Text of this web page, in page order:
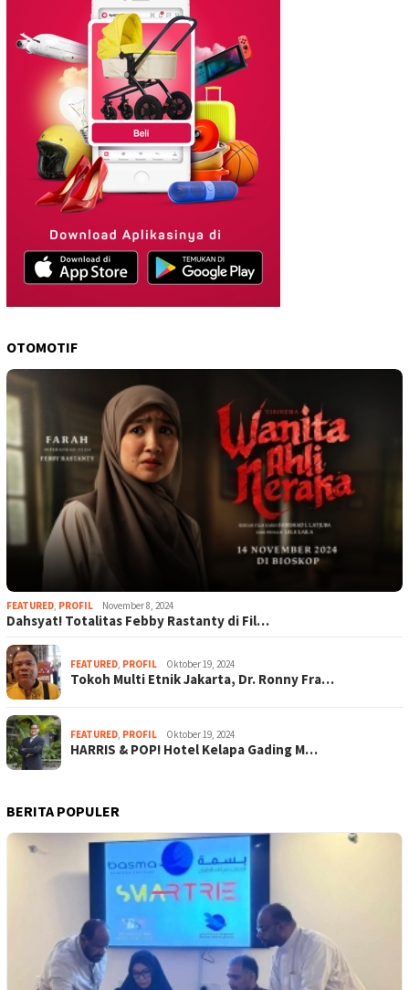
OTOMOTIF
FEATURED, PROFIL November 8, 2024
Dahsyat! Totalitas Febby Rastanty di Fil…
FEATURED, PROFIL Oktober 19, 2024
Tokoh Multi Etnik Jakarta, Dr. Ronny Fra…
FEATURED, PROFIL Oktober 19, 2024
HARRIS & POP! Hotel Kelapa Gading M…
BERITA POPULER